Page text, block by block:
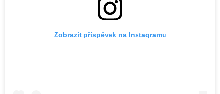
Zobrazit příspěvek na Instagramu